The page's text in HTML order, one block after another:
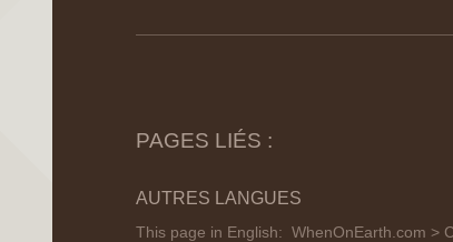
PAGES LIÉS :
AUTRES LANGUES
This page in English: WhenOnEarth.com >